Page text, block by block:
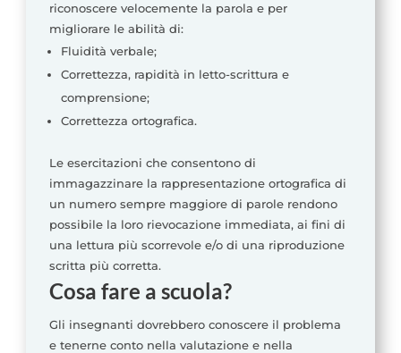
riconoscere velocemente la parola e per
migliorare le abilità di:
Fluidità verbale;
Correttezza, rapidità in letto-scrittura e
comprensione;
Correttezza ortografica.
Le esercitazioni che consentono di
immagazzinare la rappresentazione ortografica di
un numero sempre maggiore di parole rendono
possibile la loro rievocazione immediata, ai fini di
una lettura più scorrevole e/o di una riproduzione
scritta più corretta.
Cosa fare a scuola?
Gli insegnanti dovrebbero conoscere il problema
e tenerne conto nella valutazione e nella